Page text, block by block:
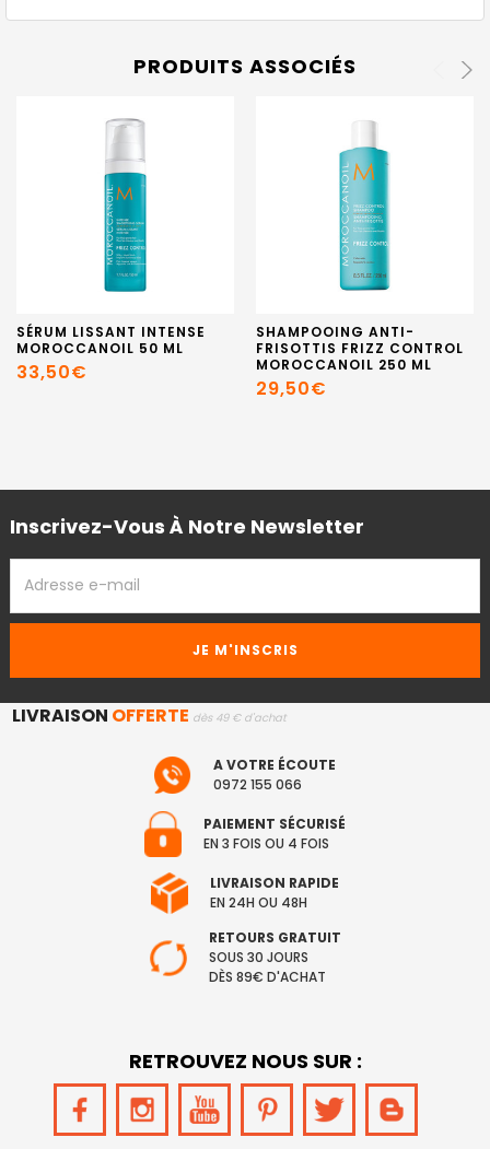
PRODUITS ASSOCIÉS
SÉRUM LISSANT INTENSE
MOROCCANOIL 50 ML
33,50€
SHAMPOOING ANTI-
FRISOTTIS FRIZZ CONTROL
MOROCCANOIL 250 ML
29,50€
Inscrivez-Vous À Notre Newsletter
EMAIL
LIVRAISON OFFERTE dès 49 € d'achat
A VOTRE ÉCOUTE
0972 155 066
PAIEMENT SÉCURISÉ
EN 3 FOIS OU 4 FOIS
LIVRAISON RAPIDE
EN 24H OU 48H
RETOURS GRATUIT
SOUS 30 JOURS
DÈS 89€ D'ACHAT
RETROUVEZ NOUS SUR :